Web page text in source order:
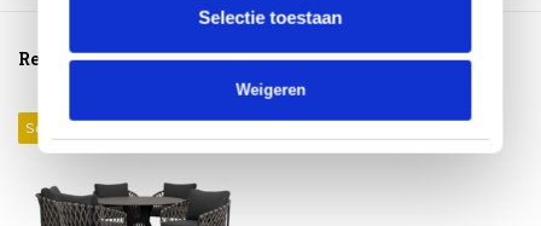
Selectie toestaan
Weigeren
Reeds bekeken
Sale 29%